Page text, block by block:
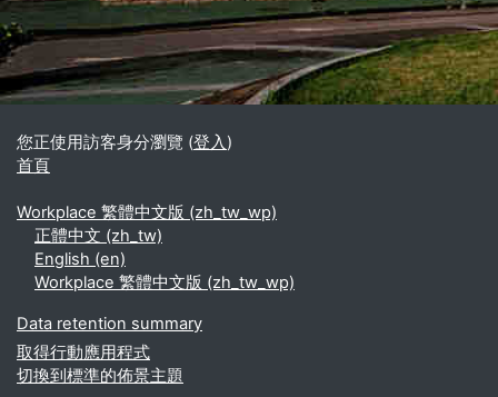
您正使用訪客身分瀏覽 (登入)
首頁
Workplace 繁體中文版 ‎(zh_tw_wp)‎
正體中文 ‎(zh_tw)‎
English ‎(en)‎
Workplace 繁體中文版 ‎(zh_tw_wp)‎
Data retention summary
取得行動應用程式
切換到標準的佈景主題